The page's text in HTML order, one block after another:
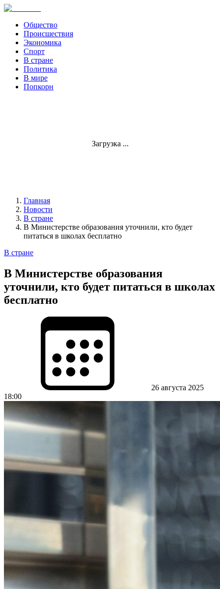
Общество
Происшествия
Экономика
Спорт
В стране
Политика
В мире
Попкорн
Загрузка ...
Главная
Новости
В стране
В Министерстве образования уточнили, кто будет
питаться в школах бесплатно
В стране
В Министерстве образования
уточнили, кто будет питаться в школах
бесплатно
26 августа 2025
18:00